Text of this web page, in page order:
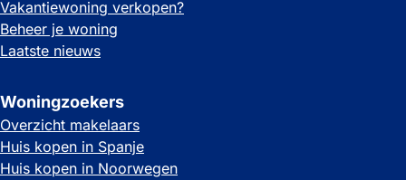
Vakantiewoning verkopen?
Beheer je woning
Laatste nieuws
Woningzoekers
Overzicht makelaars
Huis kopen in Spanje
Huis kopen in Noorwegen